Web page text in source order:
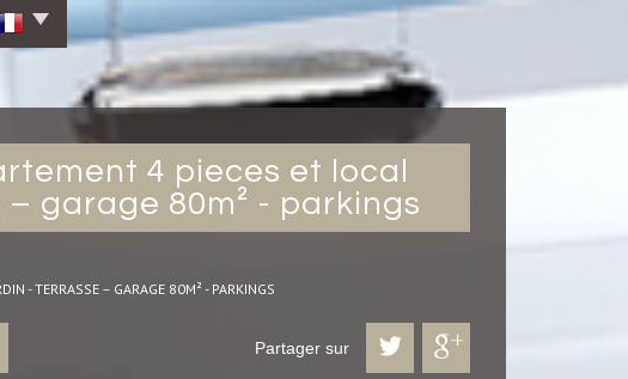
garage 80m² - parkings
- TERRASSE – GARAGE 80M² - PARKINGS
Partager sur